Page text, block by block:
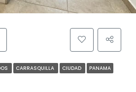
CARRASQUILLA CIUDAD
PANAMA